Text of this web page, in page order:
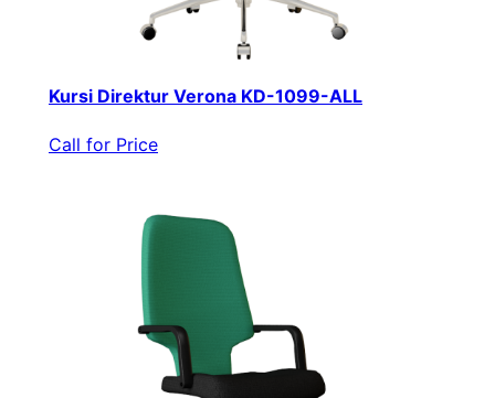
Kursi Direktur Verona KD-1099-ALL
Call for Price